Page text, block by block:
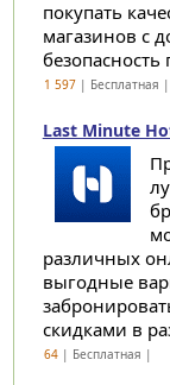
покупать
магазинов с
безопасность
1 597| Бесплатная |
Last Minute
различных
выгодные
скидками в
64| Бесплатная |